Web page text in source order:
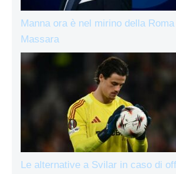
Manna ora è nel mirino della
Massara
Le alternative a Svilar in caso di